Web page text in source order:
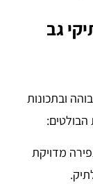
גב
ובתכונות
מדויקת